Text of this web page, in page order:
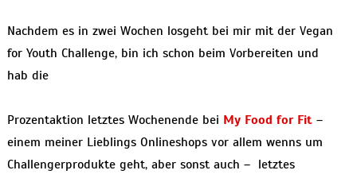
Nachdem es in zwei Wochen losgeht bei mir mit der Vegan
for Youth Challenge, bin ich schon beim Vorbereiten und
hab die
Prozentaktion letztes Wochenende bei My Food for Fit–
einem meiner Lieblings Onlineshops vor allem wenns um
Challengerprodukte geht, aber sonst auch – letztes